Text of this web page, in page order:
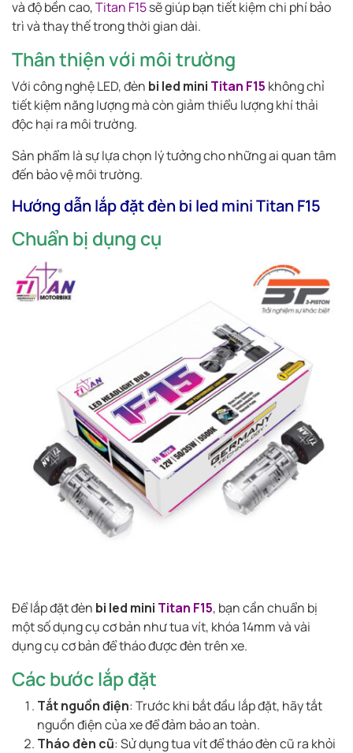
và độ bền cao,Titan F15sẽ giúp bạn tiết kiệm chi phí bảo
trì và thay thế trong thời gian dài.
Thân thiện với môi trường
Với công nghệ LED, đèn bi led mini Titan F15 không chỉ
tiết kiệm năng lượng mà còn giảm thiểu lượng khí thải
độc hại ra môi trường.
Sản phẩm là sự lựa chọn lý tưởng cho những ai quan tâm
đến bảo vệ môi trường.
Hướng dẫn lắp đặt đèn bi led mini Titan F15
Chuẩn bị dụng cụ
Để lắp đặt đèn bi led mini Titan F15, bạn cần chuẩn bị
một số dụng cụ cơ bản như tua vít, khóa 14mm và vài
dụng cụ cơ bản để tháo được đèn trên xe.
Các bước lắp đặt
Tắt nguồn điện: Trước khi bắt đầu lắp đặt, hãy tắt
nguồn điện của xe để đảm bảo an toàn.
Tháo đèn cũ: Sử dụng tua vít để tháo đèn cũ ra khỏi